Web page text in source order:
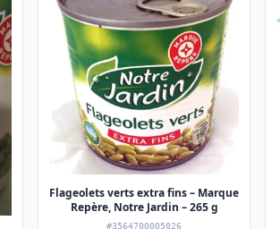
Flageolets verts extra fins – Marque
Repère, Notre Jardin – 265 g
#3564700005026